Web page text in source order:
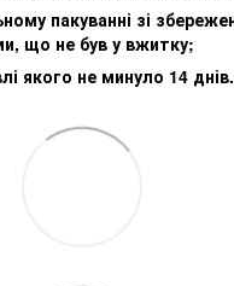
пакуванні зі
що не був у вжитку;
якого не минуло 14 днів.